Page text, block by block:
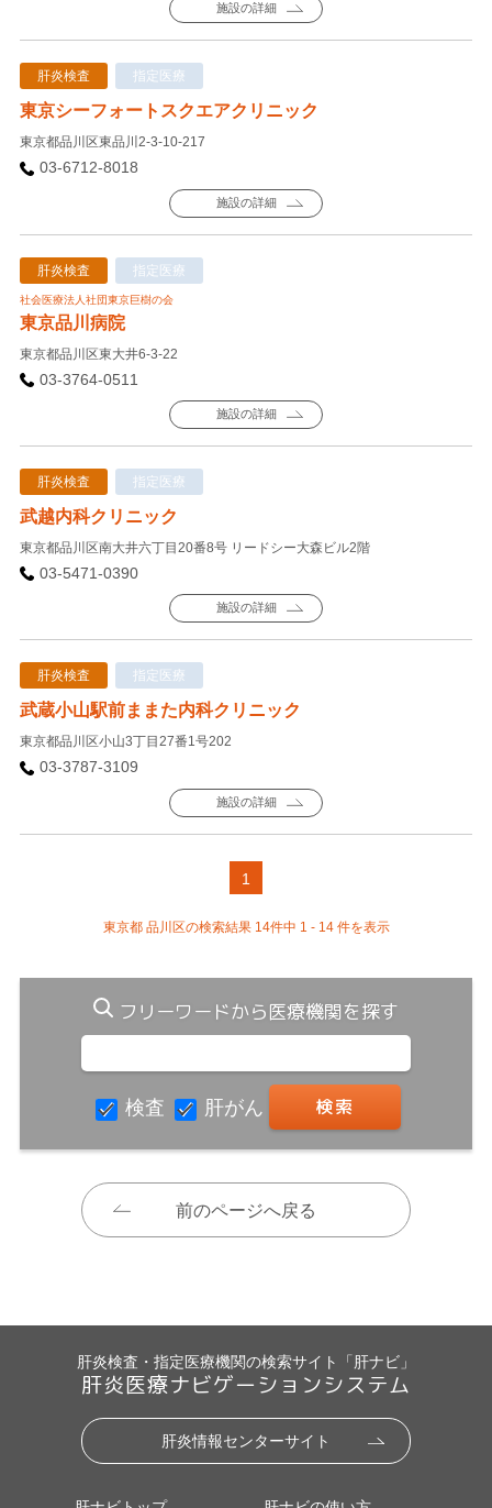
施設の詳細
肝炎検査 指定医療
東京シーフォートスクエアクリニック
東京都品川区東品川2-3-10-217
03-6712-8018
施設の詳細
肝炎検査 指定医療
社会医療法人社団東京巨樹の会
東京品川病院
東京都品川区東大井6-3-22
03-3764-0511
施設の詳細
肝炎検査 指定医療
武越内科クリニック
東京都品川区南大井六丁目20番8号 リードシー大森ビル2階
03-5471-0390
施設の詳細
肝炎検査 指定医療
武蔵小山駅前ままた内科クリニック
東京都品川区小山3丁目27番1号202
03-3787-3109
施設の詳細
1
東京都 品川区の検索結果 14件中 1 - 14 件を表示
フリーワードから医療機関を探す
検査 肝がん
前のページへ戻る
肝炎検査・指定医療機関の検索サイト「肝ナビ」
肝炎医療ナビゲーションシステム
肝炎情報センターサイト